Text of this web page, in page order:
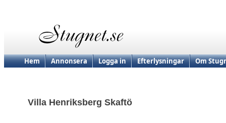
Hem Annonsera Logga in Efterlysningar Om
Villa Henriksberg Skaftö